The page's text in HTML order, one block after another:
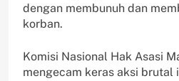
dengan membunuh dan
korban.
Komisi Nasional Hak Asasi
mengecam keras aksi brutal